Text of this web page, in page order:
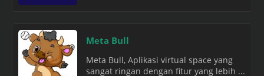
Meta Bull
Meta Bull, Aplikasi virtual space yang
sangat ringan dengan fitur yang lebih ...